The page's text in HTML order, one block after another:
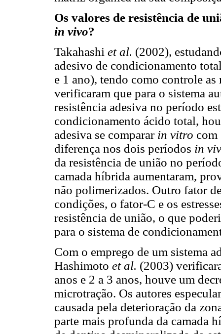
Os valores de resistência de
in vivo?
Takahashi et al. (2002),
adesivo de condicionamento
e 1 ano), tendo como controle as
verificaram que para o sistema
resistência adesiva no período
condicionamento ácido total,
adesiva se comparar in vitro
diferença nos dois períodos in
da resistência de união no
camada híbrida aumentaram,
não polimerizados. Outro fator
condições, o fator-C e os
resistência de união, o que
para o sistema de
Com o emprego de um sistema
Hashimoto et al. (2003)
anos e 2 a 3 anos, houve um
microtração. Os autores
causada pela deterioração da
parte mais profunda da camada